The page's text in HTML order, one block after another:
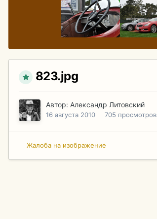
823.jpg
Автор: Александр Литовский
16 августа 2010 705 просмотров
Жалоба на изображение